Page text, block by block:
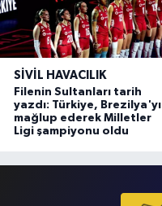
SIVIL HAVACILIK
Filenin Sultanları tarih
yazdı: Türkiye, Brezilya'yı
mağlup ederek Milletler
Ligi şampiyonu oldu